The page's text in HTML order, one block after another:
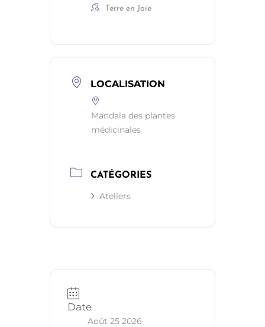
Terre en Joie
LOCALISATION
Mandala des plantes
médicinales
CATÉGORIES
Ateliers
Date
Août 25 2026